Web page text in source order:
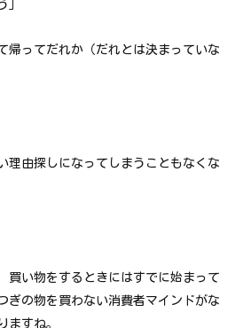
」
帰ってだれか（だれとは決まっていな
理由探しになってしまうこともなくな
買い物をするときにはすでに始まって
ぎの物を買わない消費者マインドがな
ますね。